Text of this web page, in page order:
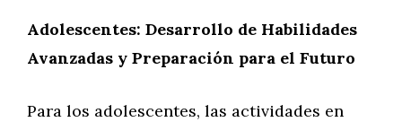
Adolescentes: Desarrollo de Habilidades
Avanzadas y Preparación para el Futuro
Para los adolescentes, las actividades en